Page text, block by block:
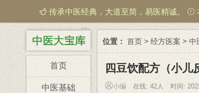
传承中医经典，大道至简，易医精诚。
首页
中医基础
位置： 首页> 经方医案 > 中
四豆饮配方（小儿
小编 在线: 42人 时间: